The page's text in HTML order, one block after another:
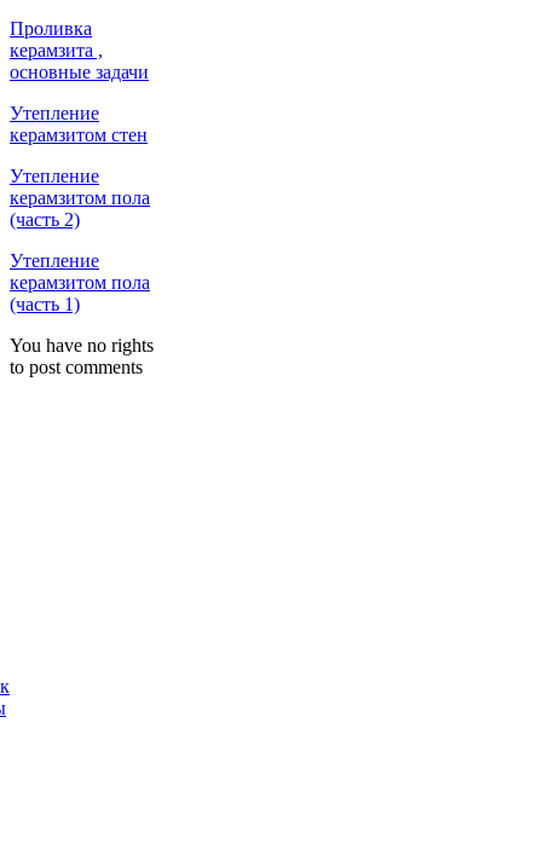
Проливка
керамзита ,
основные задачи
Утепление
керамзитом стен
Утепление
керамзитом пола
(часть 2)
Утепление
керамзитом пола
(часть 1)
You have no rights
to post comments